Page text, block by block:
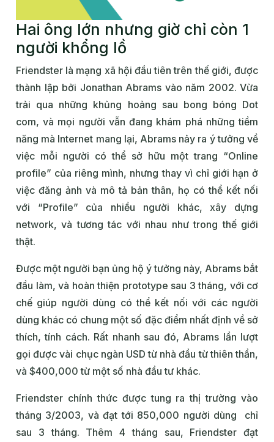
Hai ông lớn nhưng giờ chỉ còn 1
người khổng lồ
Friendster là mạng xã hội đầu tiên trên thế giới, được
thành lập bởi Jonathan Abrams vào năm 2002. Vừa
trải qua những khủng hoảng sau bong bóng Dot
com, và mọi người vẫn đang khám phá những tiềm
năng mà Internet mang lại, Abrams nảy ra ý tưởng về
việc mỗi người có thể sở hữu một trang “Online
profile” của riêng mình, nhưng thay vì chỉ giới hạn ở
việc đăng ảnh và mô tả bản thân, họ có thể kết nối
với “Profile” của nhiều người khác, xây dựng
network, và tương tác với nhau như trong thế giới
thật.
Được một người bạn ủng hộ ý tưởng này, Abrams bắt
đầu làm, và hoàn thiện prototype sau 3 tháng, với cơ
chế giúp người dùng có thể kết nối với các người
dùng khác có chung một số đặc điểm nhất định về sở
thích, tính cách. Rất nhanh sau đó, Abrams lần lượt
gọi được vài chục ngàn USD từ nhà đầu từ thiên thần,
và $400,000 từ một số nhà đầu tư khác.
Friendster chính thức được tung ra thị trường vào
tháng 3/2003, và đạt tới 850,000 người dùng chỉ
sau 3 tháng. Thêm 4 tháng sau, Friendster đạt